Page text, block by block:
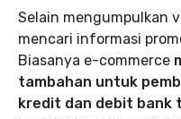
Selain mengumpulkan
mencari informasi
Biasanya e-commerce
tambahan untuk
kredit dan debit bank